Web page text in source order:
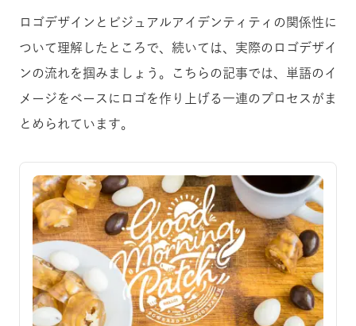
ロゴデザインとビジュアルアイデンティティの関係性に
ついて理解したところで、続いては、実際のロゴデザイ
ンの流れを掴みましょう。こちらの記事では、単語のイ
メージをベースにロゴを作り上げる一連のプロセスがま
とめられています。